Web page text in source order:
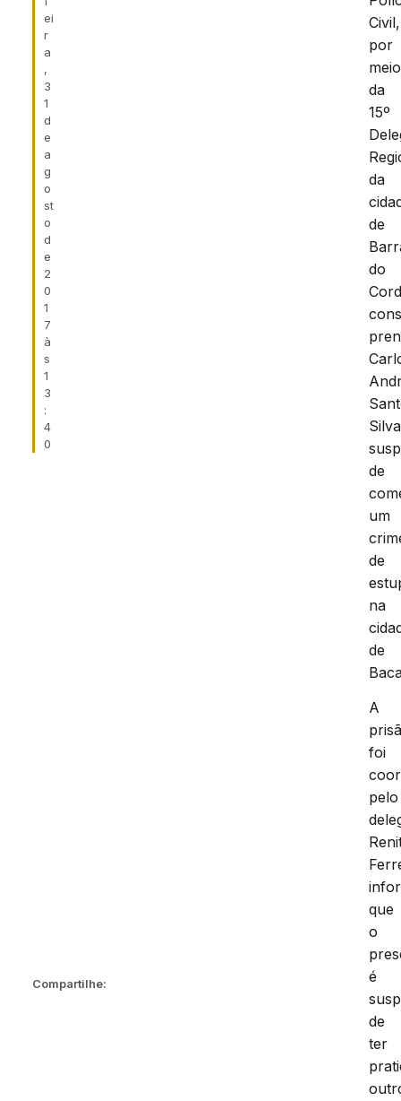
ei
r
a
,
3
1
d
e
a
g
o
st
o
d
e
2
0
1
7
à
s
1
3
:
4
0
Compartilhe:
Civil,
por
meio
da
15º
da
de
do
de
um
de
na
de
A
foi
pelo
que
o
é
de
ter